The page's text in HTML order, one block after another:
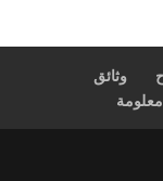
وثائق
معلومة